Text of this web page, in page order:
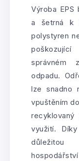
Výroba
a šetrná k
polystyren
správném
odpadu.
lze snadno
vpuštěním
využití.